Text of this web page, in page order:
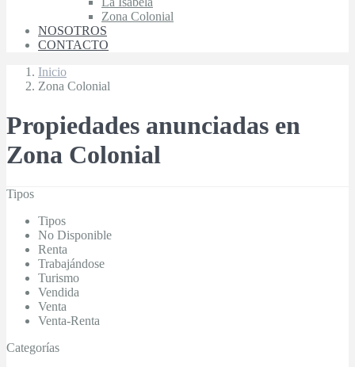
Zona Colonial
NOSOTROS
CONTACTO
Inicio
Zona Colonial
Propiedades anunciadas en
Zona Colonial
Tipos
Tipos
No Disponible
Renta
Trabajándose
Turismo
Vendida
Venta
Venta-Renta
Categorías